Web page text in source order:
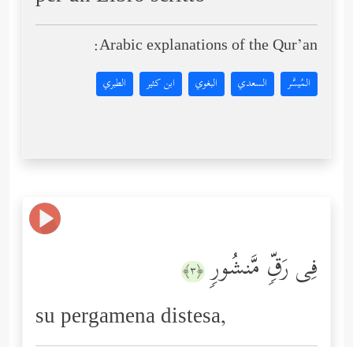
Arabic explanations of the Qur’an:
المُيسَّر السعدي البغوي ابن كثير الطبري
فِی رَقࣲّ مَّنشُورࣲ ﴿٣﴾
su pergamena distesa,